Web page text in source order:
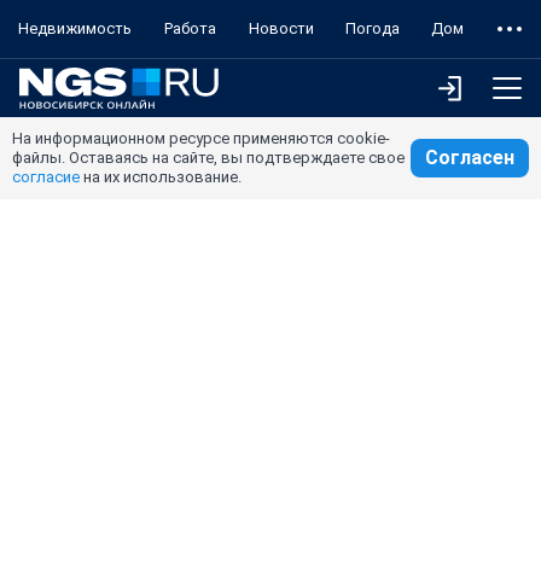
Недвижимость Работа Новости Погода Дом
На информационном ресурсе применяются cookie-
файлы. Оставаясь на сайте, вы подтверждаете свое
согласие на их использование.
Согласен